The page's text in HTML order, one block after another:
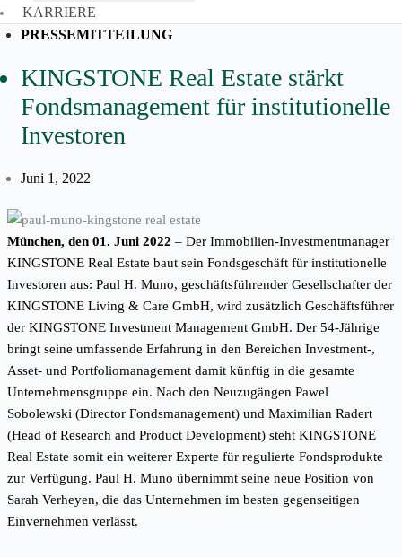
KARRIERE
PRESSEMITTEILUNG
KINGSTONE Real Estate stärkt
Fondsmanagement für institutionelle
Investoren
Juni 1, 2022
München, den 01. Juni 2022 – Der Immobilien-Investmentmanager
KINGSTONE Real Estate baut sein Fondsgeschäft für institutionelle
Investoren aus: Paul H. Muno, geschäftsführender Gesellschafter der
KINGSTONE Living & Care GmbH, wird zusätzlich Geschäftsführer
der KINGSTONE Investment Management GmbH. Der 54-Jährige
bringt seine umfassende Erfahrung in den Bereichen Investment-,
Asset- und Portfoliomanagement damit künftig in die gesamte
Unternehmensgruppe ein. Nach den Neuzugängen Pawel
Sobolewski (Director Fondsmanagement) und Maximilian Radert
(Head of Research and Product Development) steht KINGSTONE
Real Estate somit ein weiterer Experte für regulierte Fondsprodukte
zur Verfügung. Paul H. Muno übernimmt seine neue Position von
Sarah Verheyen, die das Unternehmen im besten gegenseitigen
Einvernehmen verlässt.